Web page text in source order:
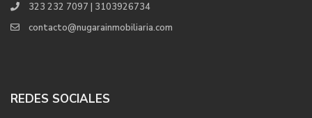
323 232 7097 | 3103926734
contacto@nugarainmobiliaria.com
REDES SOCIALES